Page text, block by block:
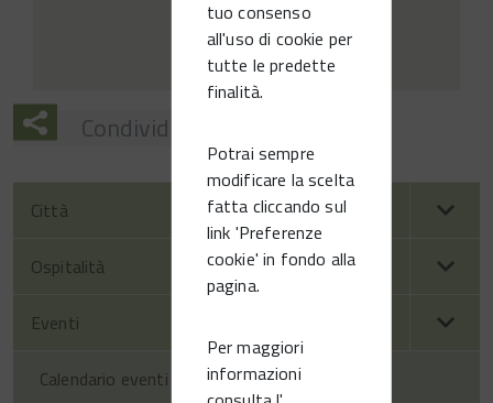
tuo consenso
all'uso di cookie per
tutte le predette
finalità.
Potrai sempre
modificare la scelta
fatta cliccando sul
link 'Preferenze
cookie' in fondo alla
pagina.
Per maggiori
informazioni
Condividi
Città
Ospitalità
Eventi
Calendario eventi territorio